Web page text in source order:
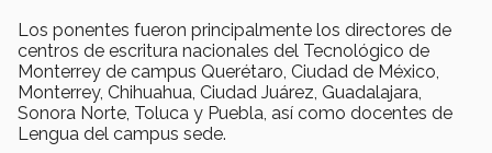
Los ponentes fueron principalmente los directores de
centros de escritura nacionales del Tecnológico de
Monterrey de campus Querétaro, Ciudad de México,
Monterrey, Chihuahua, Ciudad Juárez, Guadalajara,
Sonora Norte, Toluca y Puebla, así como docentes de
Lengua del campus sede.